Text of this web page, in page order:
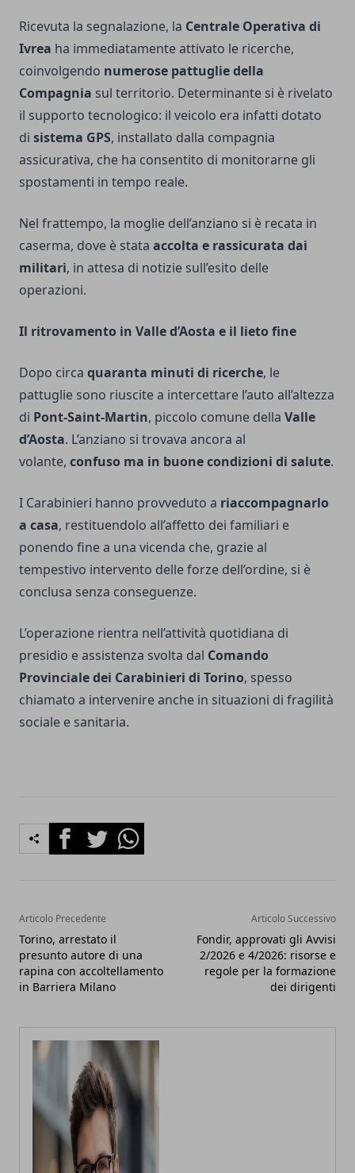
Ricevuta la segnalazione, la Centrale Operativa di
Ivrea ha immediatamente attivato le ricerche,
coinvolgendo numerose pattuglie della
Compagnia sul territorio. Determinante si è rivelato
il supporto tecnologico: il veicolo era infatti dotato
di sistema GPS, installato dalla compagnia
assicurativa, che ha consentito di monitorarne gli
spostamenti in tempo reale.
Nel frattempo, la moglie dell’anziano si è recata in
caserma, dove è stata accolta e rassicurata dai
militari, in attesa di notizie sull’esito delle
operazioni.
Il ritrovamento in Valle d’Aosta e il lieto fine
Dopo circa quaranta minuti di ricerche, le
pattuglie sono riuscite a intercettare l’auto all’altezza
di Pont-Saint-Martin, piccolo comune della Valle
d’Aosta. L’anziano si trovava ancora al
volante, confuso ma in buone condizioni di salute.
I Carabinieri hanno provveduto a riaccompagnarlo
a casa, restituendolo all’affetto dei familiari e
ponendo fine a una vicenda che, grazie al
tempestivo intervento delle forze dell’ordine, si è
conclusa senza conseguenze.
L’operazione rientra nell’attività quotidiana di
presidio e assistenza svolta dal Comando
Provinciale dei Carabinieri di Torino, spesso
chiamato a intervenire anche in situazioni di fragilità
sociale e sanitaria.
FacebookTwitterWhatsapp
Articolo Precedente
Torino, arrestato il
presunto autore di una
rapina con accoltellamento
in Barriera Milano
Articolo Successivo
Fondir, approvati gli Avvisi
2/2026 e 4/2026: risorse e
regole per la formazione
dei dirigenti